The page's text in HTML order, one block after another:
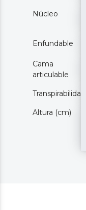
Núcleo
Enfundable
Cama
articulable
Transpirabilidad
Altura (cm)